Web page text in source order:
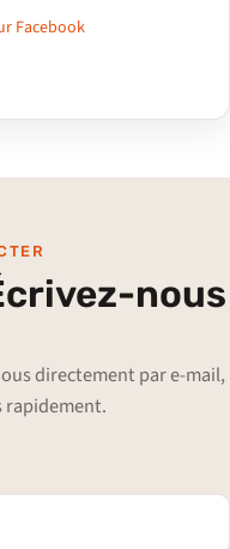
Facebook
nous
directement par e-mail,
rapidement.